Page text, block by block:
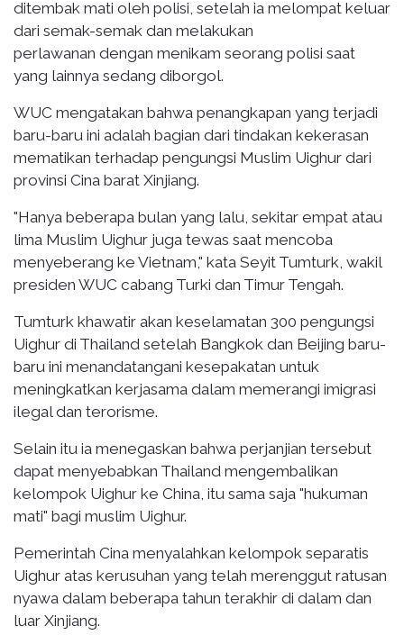
ditembak mati oleh polisi, setelah ia melompat keluar
dari semak-semak dan melakukan
perlawanan dengan menikam seorang polisi saat
yang lainnya sedang diborgol.
WUC mengatakan bahwa penangkapan yang terjadi
baru-baru ini adalah bagian dari tindakan kekerasan
mematikan terhadap pengungsi Muslim Uighur dari
provinsi Cina barat Xinjiang.
"Hanya beberapa bulan yang lalu, sekitar empat atau
lima Muslim Uighur juga tewas saat mencoba
menyeberang ke Vietnam," kata Seyit Tumturk, wakil
presiden WUC cabang Turki dan Timur Tengah.
Tumturk khawatir akan keselamatan 300 pengungsi
Uighur di Thailand setelah Bangkok dan Beijing baru-
baru ini menandatangani kesepakatan untuk
meningkatkan kerjasama dalam memerangi imigrasi
ilegal dan terorisme.
Selain itu ia menegaskan bahwa perjanjian tersebut
dapat menyebabkan Thailand mengembalikan
kelompok Uighur ke China, itu sama saja "hukuman
mati" bagi muslim Uighur.
Pemerintah Cina menyalahkan kelompok separatis
Uighur atas kerusuhan yang telah merenggut ratusan
nyawa dalam beberapa tahun terakhir di dalam dan
luar Xinjiang.